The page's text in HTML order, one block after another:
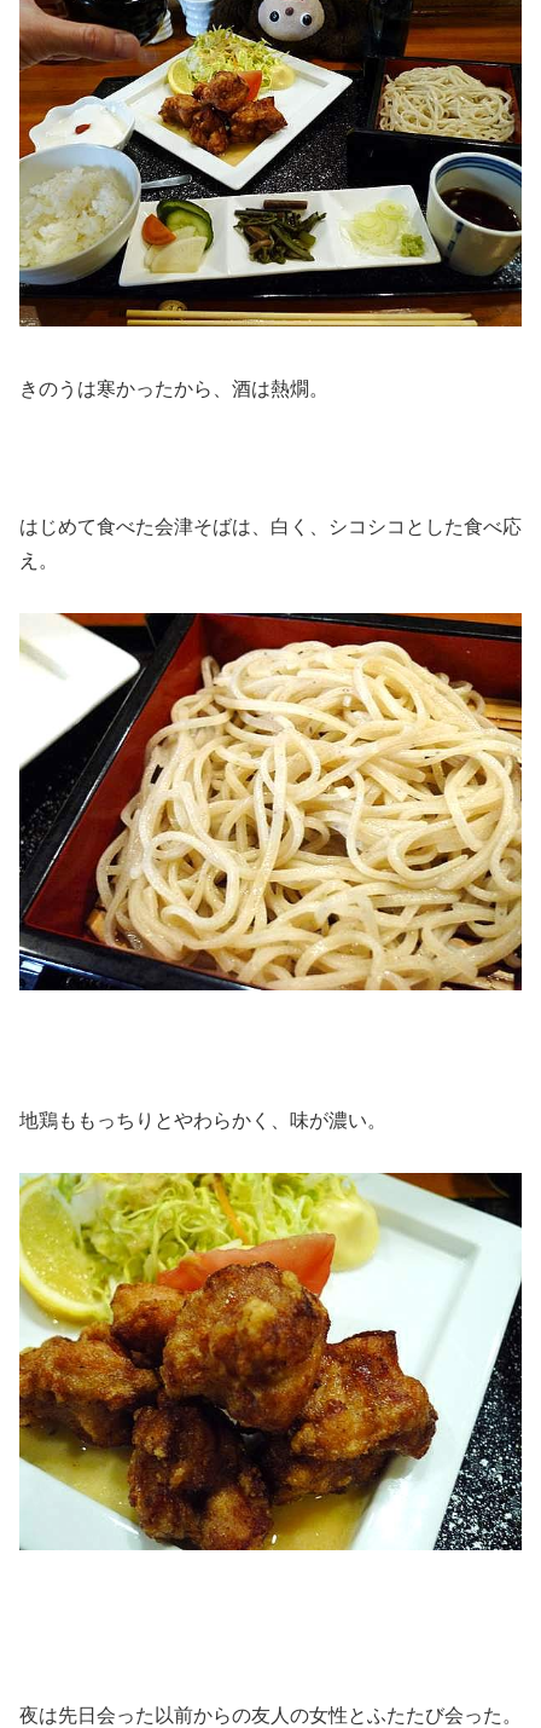
きのうは寒かったから、酒は熱燗。
はじめて食べた会津そばは、白く、シコシコとした食べ応
え。
地鶏ももっちりとやわらかく、味が濃い。
夜は先日会った以前からの友人の女性とふたたび会った。